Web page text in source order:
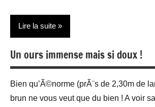
Lire la suite
Accessoires
Web/Tech
Un ours immense mais si doux !
Bien qu’Ã©norme (prÃ¨s de 2,30m de
brun ne vous veut que du bien ! A voir